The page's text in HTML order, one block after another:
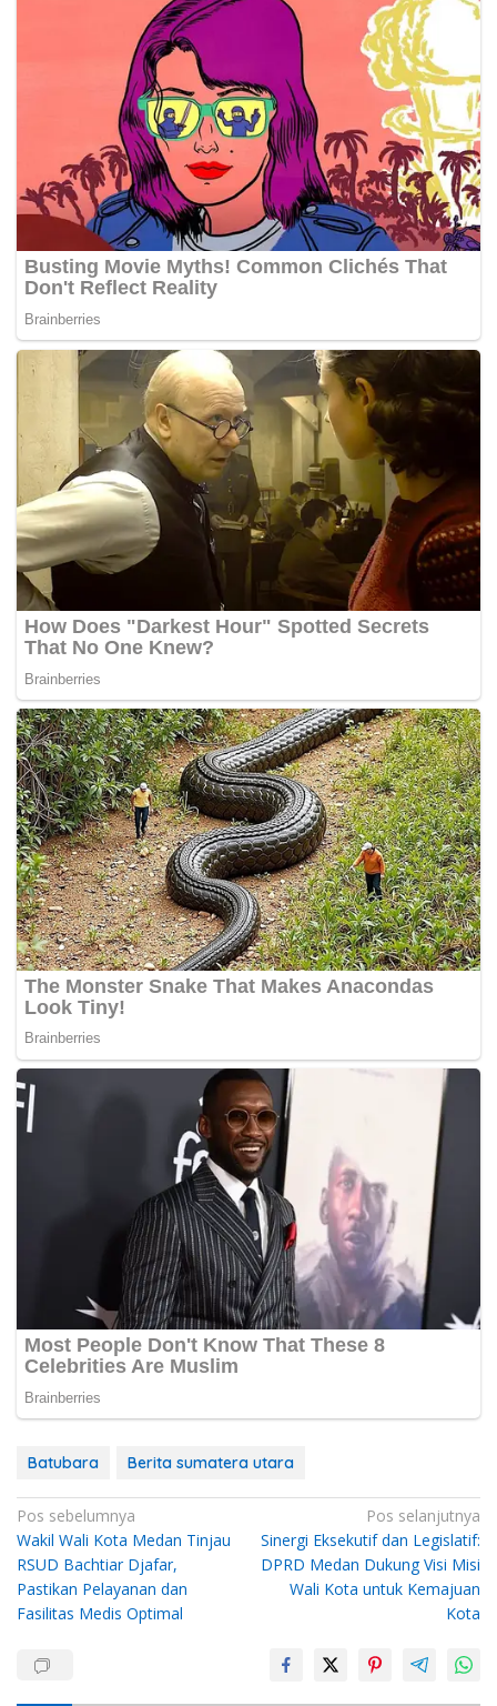
Batubara Berita sumatera utara
Navigasi
pos
Pos sebelumnya
Wakil Wali Kota Medan Tinjau
RSUD Bachtiar Djafar,
Pastikan Pelayanan dan
Fasilitas Medis Optimal
Pos selanjutnya
Sinergi Eksekutif dan Legislatif:
DPRD Medan Dukung Visi Misi
Wali Kota untuk Kemajuan
Kota